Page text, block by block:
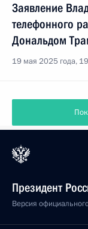
Заявление
телефонного
Дональдом
19 мая 2025 года,
Президент
Версия